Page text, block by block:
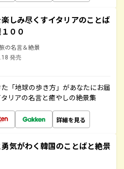
しみ尽くすイタリアのことば
００
の名言＆絶景
発売
「地球の歩き方」があなたにお届
リアの名言と癒やしの絶景集
詳細を見る
気がわく韓国のことばと絶景